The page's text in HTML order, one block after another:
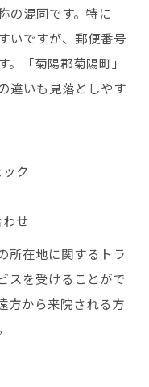
の混同です。特に
いですが、郵便番号
「菊陽郡菊陽町」
違いも見落としやす
ク
せ
所在地に関するトラ
スを受けることがで
方から来院される方